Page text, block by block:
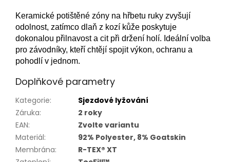
Keramické potištěné zóny na hřbetu ruky zvyšují
odolnost, zatímco dlaň z kozí kůže poskytuje
dokonalou přilnavost a cit při držení holí. Ideální volba
pro závodníky, kteří chtějí spojit výkon, ochranu a
pohodlí v jednom.
Doplňkové parametry
Kategorie:
Sjezdové lyžování
Záruka:
2 roky
EAN:
Zvolte variantu
Materiál:
92% Polyester, 8% Goatskin
Membrána:
R-TEX® XT